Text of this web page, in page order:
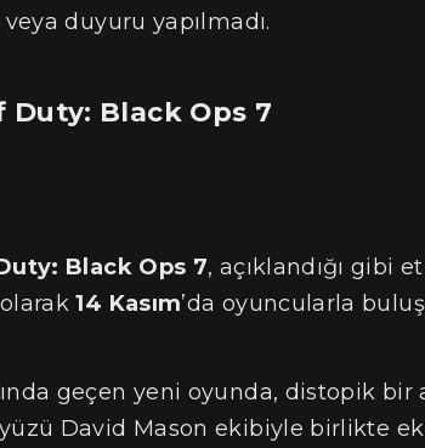
duyuru yapılmadı.
Duty: Black Ops 7
Black Ops 7, açıklandığı gibi
olarak14 Kasım’da oyuncularla
geçen yeni oyunda, distopik
yüzü David Mason ekibiyle birlikte